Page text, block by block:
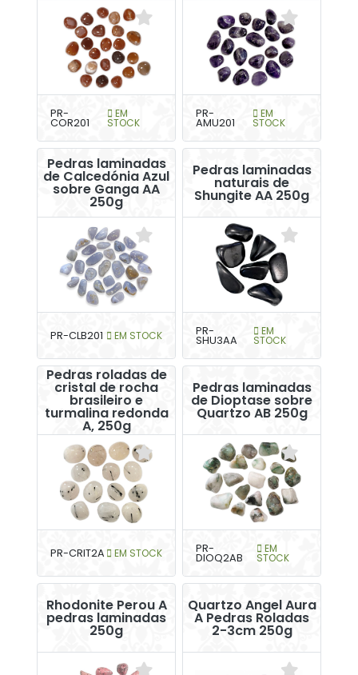
PR-
COR201
EM
STOCK
PR-
AMU201
EM
STOCK
Pedras laminadas
de Calcedónia Azul
sobre Ganga AA
250g
PR-CLB201 EM STOCK
Pedras laminadas
naturais de
Shungite AA 250g
PR-
SHU3AA
EM
STOCK
Pedras roladas de
cristal de rocha
brasileiro e
turmalina redonda
A, 250g
PR-CRIT2A EM STOCK
Pedras laminadas
de Dioptase sobre
Quartzo AB 250g
PR-
DIOQ2AB
EM
STOCK
Rhodonite Perou A
pedras laminadas
250g
Quartzo Angel Aura
A Pedras Roladas
2-3cm 250g